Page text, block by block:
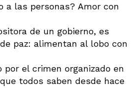
a las personas? Amor con
de un gobierno, es
paz: alimentan al lobo con
por el crimen organizado en
todos saben desde hace